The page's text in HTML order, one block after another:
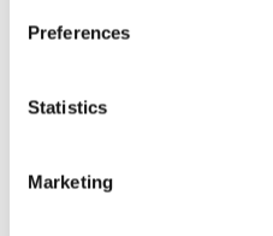
Preferences
Statistics
Marketing